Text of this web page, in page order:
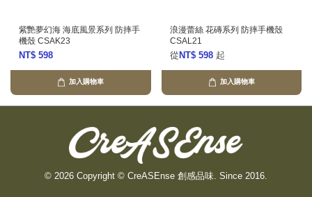
紫艷夢幻海 海底風景系列 防摔手
機殼 CSAK23
NT$ 598
加入購物車
浪漫蕾絲 花磚系列 防摔手機殼
CSAL21
從 NT$ 598 起
加入購物車
© 2026 Copyright © CreASEnse 創感品味. Since 2016.